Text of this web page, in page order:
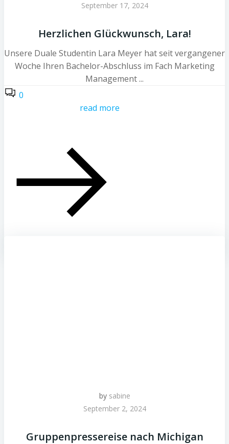
September 17, 2024
Herzlichen Glückwunsch, Lara!
Unsere Duale Studentin Lara Meyer hat seit vergangener
Woche Ihren Bachelor-Abschluss im Fach Marketing
Management ...
0
read more
by sabine
September 2, 2024
Gruppenpressereise nach Michigan